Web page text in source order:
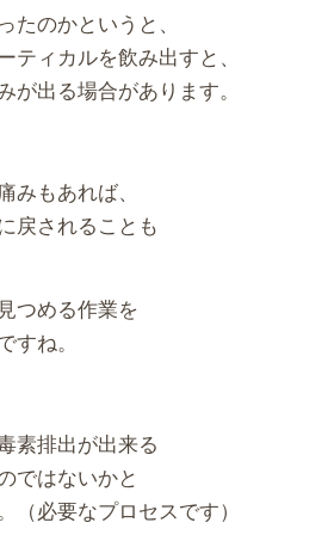
たのかというと、
ティカルを飲み出すと、
が出る場合があります。
みもあれば、
戻されることも
つめる作業を
すね。
素排出が出来る
ではないかと
（必要なプロセスです）